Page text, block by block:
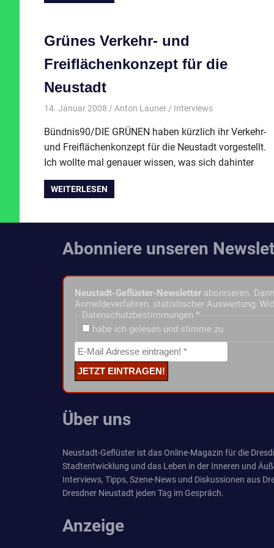
Grünes Verkehr- und
Freiflächenkonzept für die
Neustadt
14. Januar 2008 Anton Launer Interviews
Bündnis90/DIE GRÜNEN haben kürzlich ihr Verkehr-
und Freiflächenkonzept für die Neustadt vorgestellt.
Ich wollte mal genauer wissen, was sich dahinter
WEITERLESEN
Abonniere unseren
Neustadt-Geflüster-Newsletter abonnieren.
Anmeldeverfahren, statistischer Auswertung,
Datenschutzbestimmungen *
habe ich gelesen und stimme zu
Über uns
Neustadt-Geflüster ist das Online-Magazin für die
Stadtentwicklung und das Leben in der Inneren und
Interviews, Tipps, Szene-News und Diskussionen aus
Dresdner Neustadt jeden Tag im Gespräch.
Anzeige